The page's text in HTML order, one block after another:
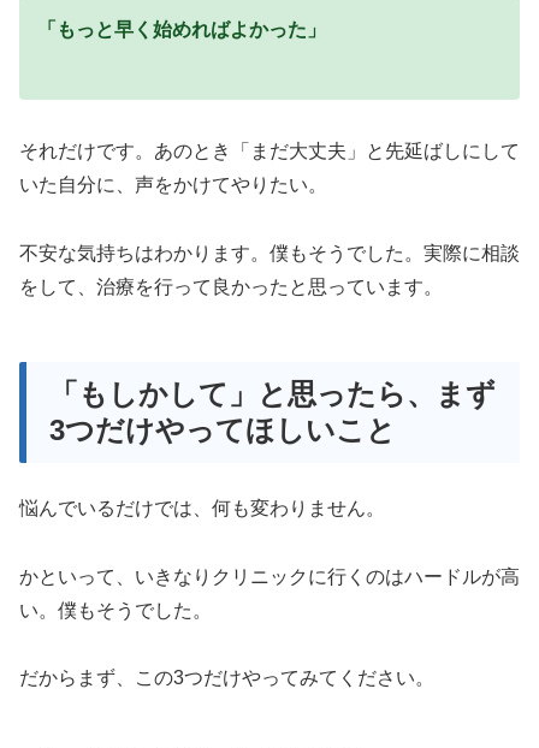
「もっと早く始めればよかった」
それだけです。あのとき「まだ大丈夫」と先延ばしにして
いた自分に、声をかけてやりたい。
不安な気持ちはわかります。僕もそうでした。実際に相談
をして、治療を行って良かったと思っています。
「もしかして」と思ったら、まず
3つだけやってほしいこと
悩んでいるだけでは、何も変わりません。
かといって、いきなりクリニックに行くのはハードルが高
い。僕もそうでした。
だからまず、この3つだけやってみてください。